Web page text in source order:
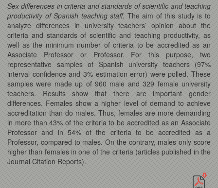
Sex differences in criteria and standards of scientific and teaching
productivity of Spanish teaching staff. The aim of this study is to
analyze differences in university teachers’ opinion about the
criteria and standards of scientific and teaching productivity, as
well as the minimum number of criteria to be accredited as an
Associate Professor or Professor. For this purpose, two
representative samples of Spanish university teachers (97%
interval confidence and 3% estimation error) were polled. These
samples were made up of 960 male and 329 female university
teachers. Results show that there are important gender
differences. Females show a higher level of demand to achieve
accreditation than do males. Thus, females are more demanding
in more than 43% of the criteria to be accredited as an Associate
Professor and in 54% of the criteria to be accredited as a
Professor, compared to males. On the contrary, males only score
higher than females in one of the criteria (articles published in the
Journal Citation Reports).